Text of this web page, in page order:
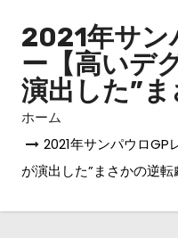
2021年サン
ー【高いデ
演出した”ま
ホーム
2021年サンパウロGP
が演出した”まさかの逆転